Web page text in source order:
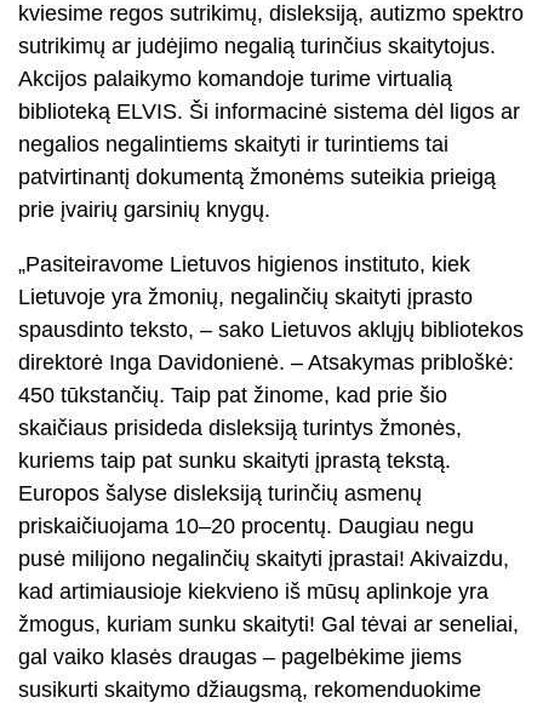
kviesime regos sutrikimų, disleksiją, autizmo spektro
sutrikimų ar judėjimo negalią turinčius skaitytojus.
Akcijos palaikymo komandoje turime virtualią
biblioteką ELVIS. Ši informacinė sistema dėl ligos ar
negalios negalintiems skaityti ir turintiems tai
patvirtinantį dokumentą žmonėms suteikia prieigą
prie įvairių garsinių knygų.
„Pasiteiravome Lietuvos higienos instituto, kiek
Lietuvoje yra žmonių, negalinčių skaityti įprasto
spausdinto teksto, – sako Lietuvos aklųjų bibliotekos
direktorė Inga Davidonienė. – Atsakymas pribloškė:
450 tūkstančių. Taip pat žinome, kad prie šio
skaičiaus prisideda disleksiją turintys žmonės,
kuriems taip pat sunku skaityti įprastą tekstą.
Europos šalyse disleksiją turinčių asmenų
priskaičiuojama 10–20 procentų. Daugiau negu
pusė milijono negalinčių skaityti įprastai! Akivaizdu,
kad artimiausioje kiekvieno iš mūsų aplinkoje yra
žmogus, kuriam sunku skaityti! Gal tėvai ar seneliai,
gal vaiko klasės draugas – pagelbėkime jiems
susikurti skaitymo džiaugsmą, rekomenduokime